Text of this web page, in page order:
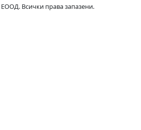
Всички права запазени.